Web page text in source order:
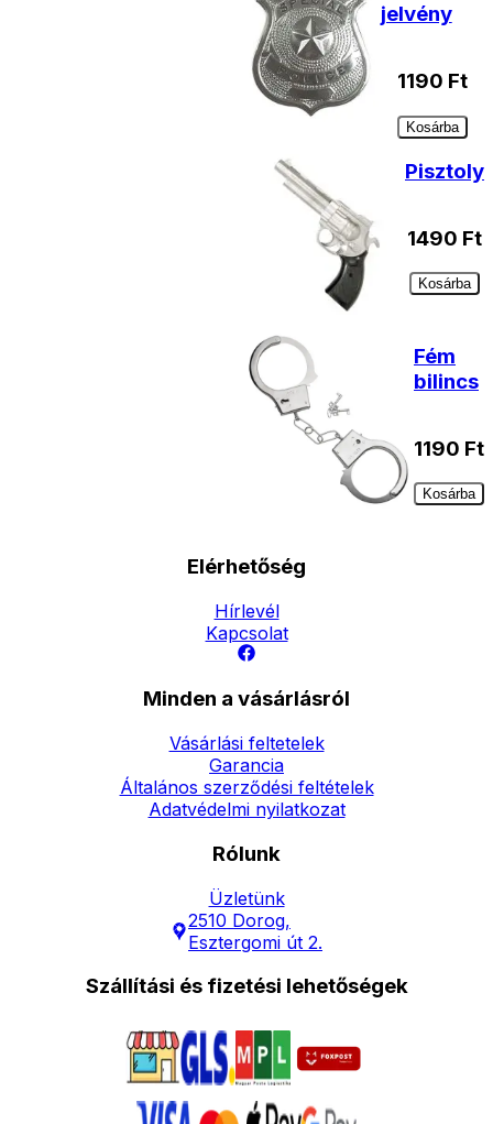
jelvény
1190 Ft
Kosárba
Pisztoly
1490 Ft
Kosárba
Fém
bilincs
1190 Ft
Kosárba
Elérhetőség
Hírlevél
Kapcsolat
Minden a vásárlásról
Vásárlási feltetelek
Garancia
Általános szerződési feltételek
Adatvédelmi nyilatkozat
Rólunk
Üzletünk
2510 Dorog,
Esztergomi út 2.
Szállítási és fizetési lehetőségek